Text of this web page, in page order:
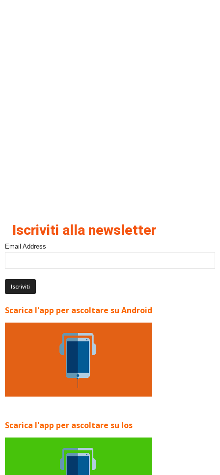
Iscriviti alla newsletter
Email Address
Scarica l'app per ascoltare su Android
Scarica l'app per ascoltare su Ios